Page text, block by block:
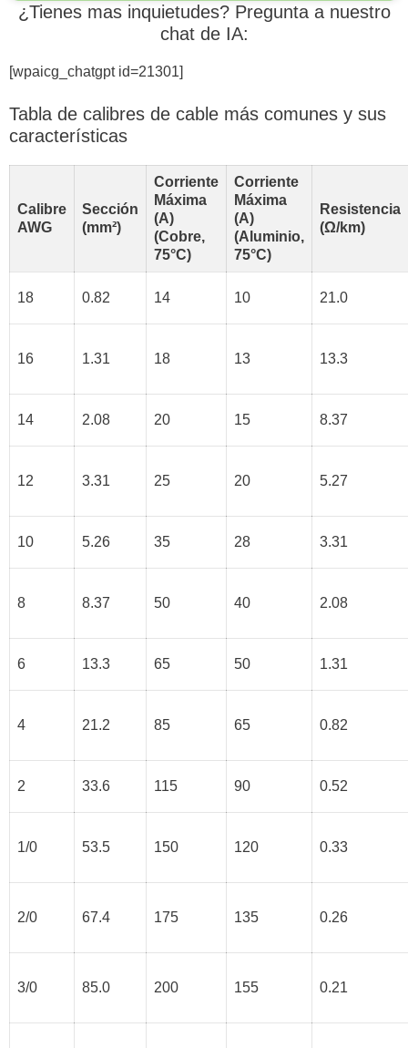
¿Tienes mas inquietudes? Pregunta a nuestro
chat de IA:
[wpaicg_chatgpt id=21301]
Tabla de calibres de cable más comunes y sus
características
Calibre
AWG
Sección
(mm²)
Corriente
Máxima
(A)
(Cobre,
75°C)
Corriente
Máxima
(A)
(Aluminio,
75°C)
Resistencia
(Ω/km)
18 0.82 14 10 21.0
16 1.31 18 13 13.3
14 2.08 20 15 8.37
12 3.31 25 20 5.27
10 5.26 35 28 3.31
8 8.37 50 40 2.08
6 13.3 65 50 1.31
4 21.2 85 65 0.82
2 33.6 115 90 0.52
1/0 53.5 150 120 0.33
2/0 67.4 175 135 0.26
3/0 85.0 200 155 0.21